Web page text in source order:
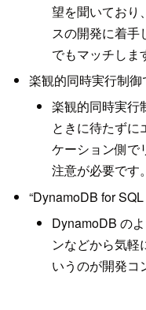
望を聞いており
スの開発に着手
でもマッチしま
楽観的同時実行制
楽観的同時実行
ときに待たずに
ケーション側で
注意が必要です。
“DynamoDB for
DynamoDB の
ンなどから気軽
いうのが開発コ